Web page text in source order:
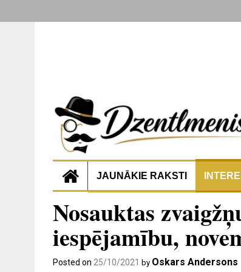
JAUNĀKIE RAKSTI
Nosauktas
iespējamību,
Posted on 25/10/2021 by Oskars Andersons